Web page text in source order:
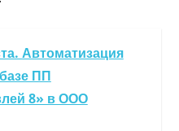
Автоматизация
ПП
8» в ООО